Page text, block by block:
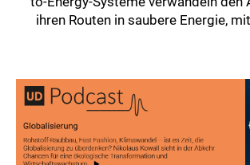
ihren Routen in saubere Energie,